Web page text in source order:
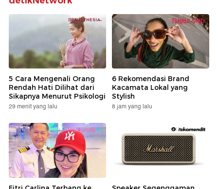
5 Cara Mengenali Orang
Rendah Hati Dilihat dari
Sikapnya Menurut Psikologi
29 menit yang lalu
6 Rekomendasi Brand
Kacamata Lokal yang
Stylish
8 jam yang lalu